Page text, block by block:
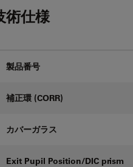
術仕様
製品番号
補正環 (CORR)
カバーガラス
Exit Pupil Position/DIC prism